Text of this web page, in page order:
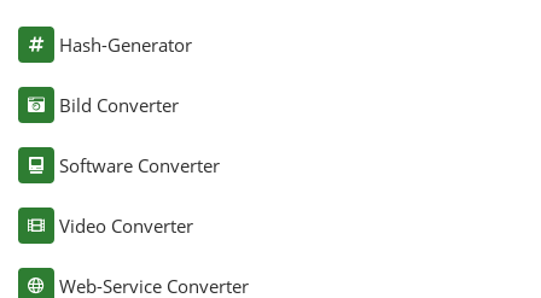
Hash-Generator
Bild Converter
Software Converter
Video Converter
Web-Service Converter